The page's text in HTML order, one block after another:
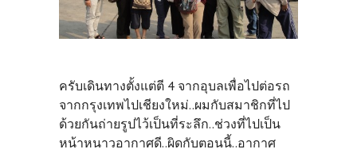
ครับเดินทางตั้งแต่ตี 4 จากอุบลเพื่อไปต่อรถ
จากกรุงเทพไปเชียงใหม่..ผมกับสมาชิกที่ไป
ด้วยกันถ่ายรูปไว้เป็นที่ระลึก..ช่วงที่ไปเป็น
หน้าหนาวอากาศดี..ผิดกับตอนนี้..อากาศ